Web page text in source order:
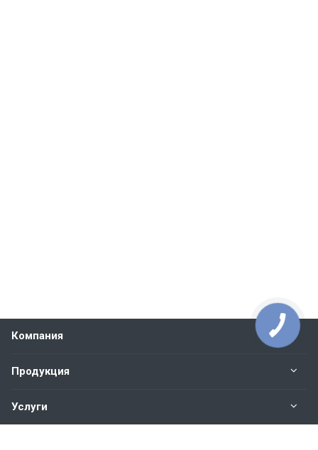
Компания
Продукция
Услуги